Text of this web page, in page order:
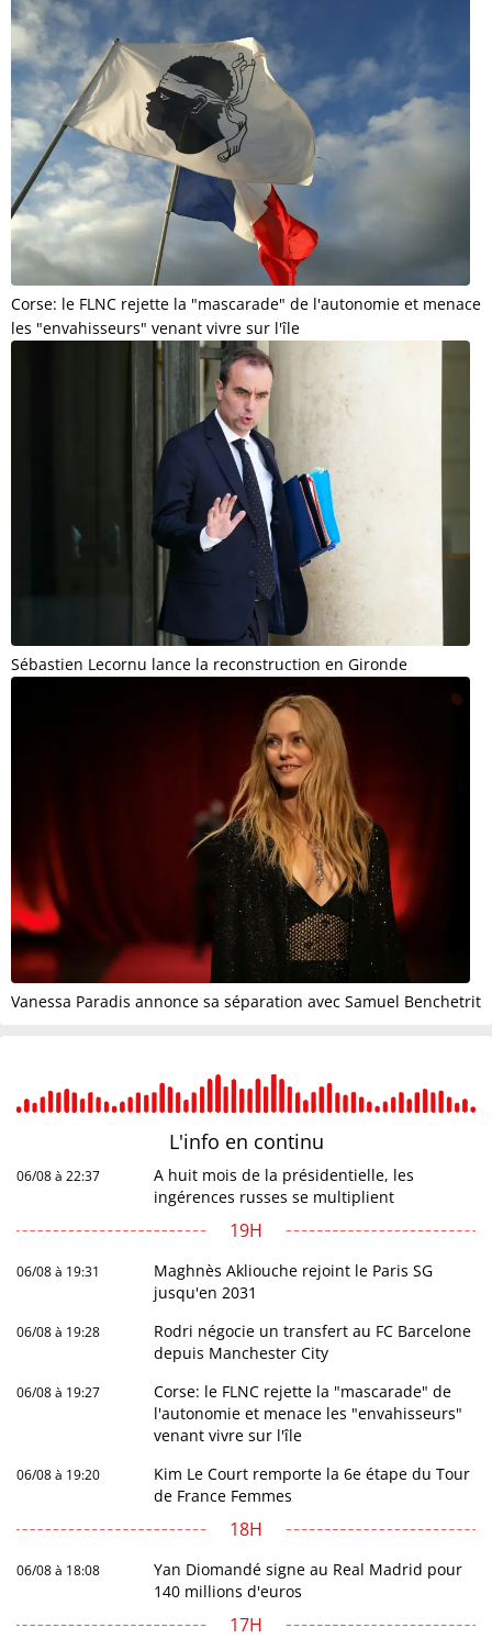
Corse: le FLNC rejette la "mascarade" de l'autonomie et menace
les "envahisseurs" venant vivre sur l'île
Sébastien Lecornu lance la reconstruction en Gironde
Vanessa Paradis annonce sa séparation avec Samuel Benchetrit
L'info en continu
06/08 à 22:37
A huit mois de la présidentielle, les
ingérences russes se multiplient
19H
06/08 à 19:31
Maghnès Akliouche rejoint le Paris SG
jusqu'en 2031
06/08 à 19:28
Rodri négocie un transfert au FC Barcelone
depuis Manchester City
06/08 à 19:27
Corse: le FLNC rejette la "mascarade" de
l'autonomie et menace les "envahisseurs"
venant vivre sur l'île
06/08 à 19:20
Kim Le Court remporte la 6e étape du Tour
de France Femmes
18H
06/08 à 18:08
Yan Diomandé signe au Real Madrid pour
140 millions d'euros
17H